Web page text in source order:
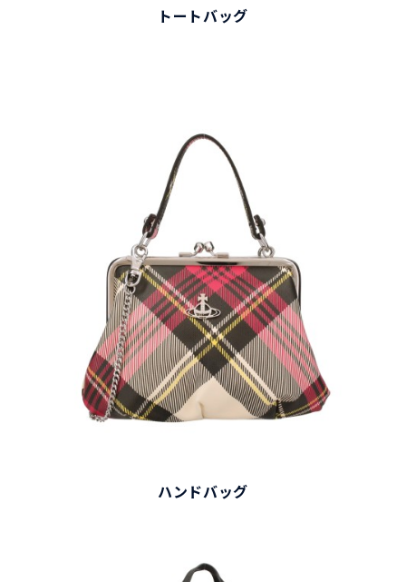
トートバッグ
ハンドバッグ